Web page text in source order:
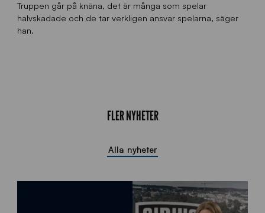
Truppen går på knäna, det är många som spelar
halvskadade och de tar verkligen ansvar spelarna, säger
han.
FLER NYHETER
Alla nyheter